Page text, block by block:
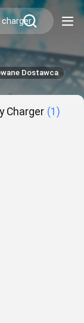
Dostawca
Charger (1)